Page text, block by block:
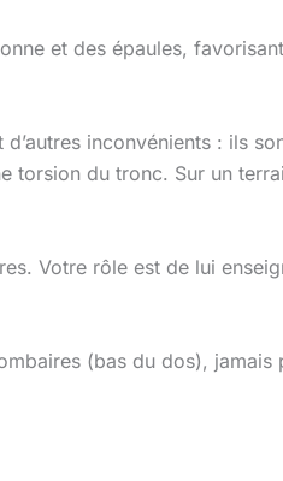
et des épaules,
inconvénients : ils
torsion du tronc. Sur un
Votre rôle est de lui
(bas du dos),